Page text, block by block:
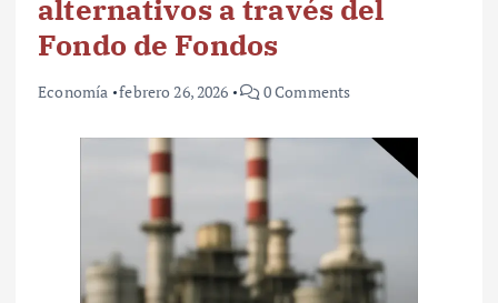
alternativos a través del
Fondo de Fondos
Economía febrero 26, 2026 0 Comments